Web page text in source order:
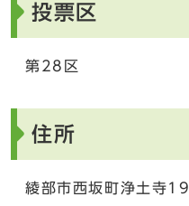
投票区
第28区
住所
綾部市西坂町浄土寺19